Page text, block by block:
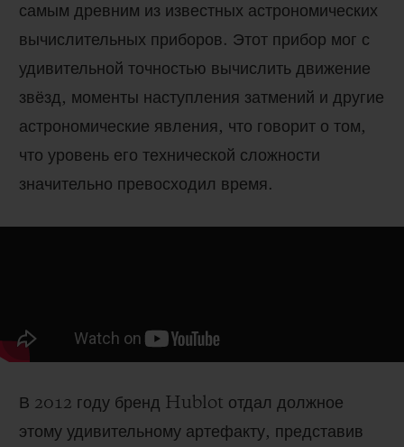
самым древним из известных астрономических
вычислительных приборов. Этот прибор мог с
удивительной точностью вычислить движение
звёзд, моменты наступления затмений и другие
астрономические явления, что говорит о том,
что уровень его технической сложности
значительно превосходил время.
В 2012 году бренд Hublot отдал должное
этому удивительному артефакту, представив